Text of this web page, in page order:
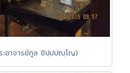
อาจารย์ทูล ขิปฺปปญฺโญ)